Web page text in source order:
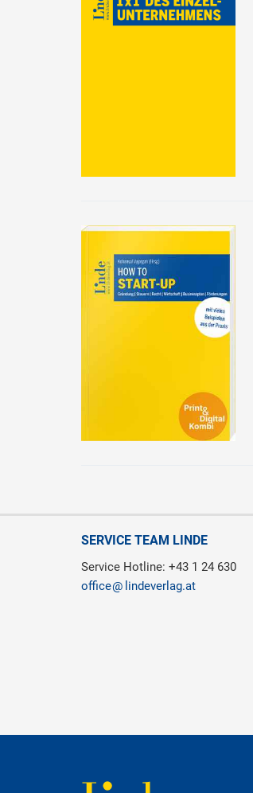
SERVICE TEAM LINDE
Service Hotline: +43 1 24 630
office
lindeverlag.at